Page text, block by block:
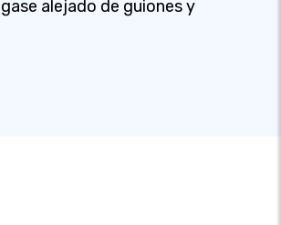
alejado de guiones y